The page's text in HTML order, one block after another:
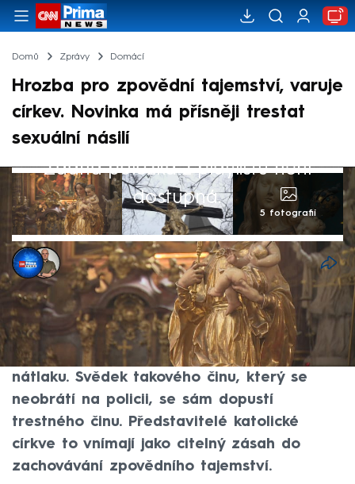
Domů Zprávy Domácí
Hrozba pro zpovědní tajemství, varuje
církev. Novinka má přísněji trestat
sexuální násilí
Žádná položka z playlistu není
dostupná.
5 fotografií
Monika Rusová,Antonin Roos
28. kvě 2024, 23:22
Nově navrhovaná legislativa by měla
zavést trestní odpovědnost i pro ty, kteří
nezakročí proti sexuálnímu napadení a
nátlaku. Svědek takového činu, který se
neobrátí na policii, se sám dopustí
trestného činu. Představitelé katolické
církve to vnímají jako citelný zásah do
zachovávání zpovědního tajemství.